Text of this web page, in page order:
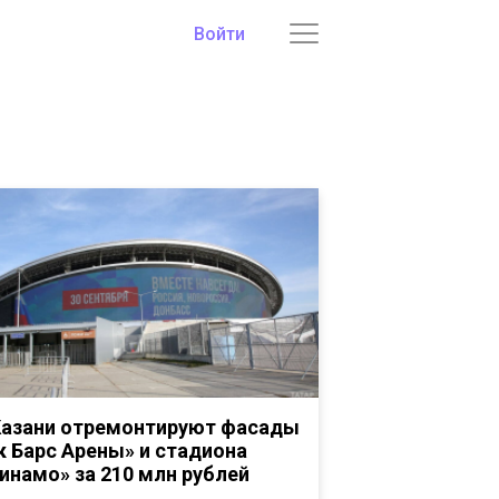
Войти
отремонтируют фасады
Барс Арены» и стадиона
за 210 млн рублей